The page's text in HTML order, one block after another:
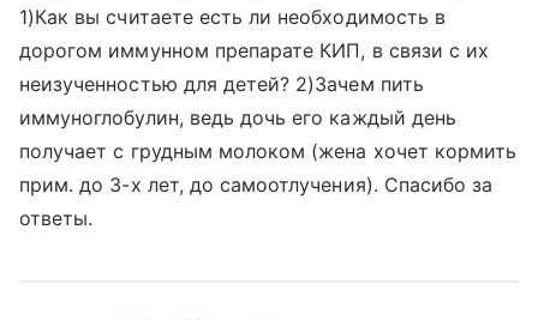
1)Как вы считаете есть ли необходимость в
дорогом иммунном препарате КИП, в связи с их
неизученностью для детей? 2)Зачем пить
иммуноглобулин, ведь дочь его каждый день
получает с грудным молоком (жена хочет кормить
прим. до 3-х лет, до самоотлучения). Спасибо за
ответы.